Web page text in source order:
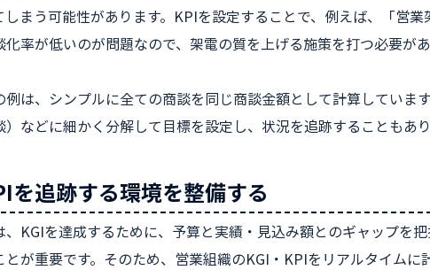
しまう可能性があります。KPIを設定することで、例えば、「営
化率が低いのが問題なので、架電の質を上げる施策を打つ必要が
例は、シンプルに全ての商談を同じ商談金額として計算していま
などに細かく分解して目標を設定し、状況を追跡することもあり
を追跡する環境を整備する
、KGIを達成するために、予算と実績・見込み額とのギャップを
とが重要です。そのため、営業組織のKGI・KPIをリアルタイムに